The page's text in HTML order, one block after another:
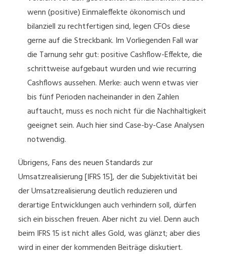
wenn (positive) Einmaleffekte ökonomisch und
bilanziell zu rechtfertigen sind, legen CFOs diese
gerne auf die Streckbank. Im Vorliegenden Fall war
die Tarnung sehr gut: positive Cashflow-Effekte, die
schrittweise aufgebaut wurden und wie recurring
Cashflows aussehen. Merke: auch wenn etwas vier
bis fünf Perioden nacheinander in den Zahlen
auftaucht, muss es noch nicht für die Nachhaltigkeit
geeignet sein. Auch hier sind Case-by-Case Analysen
notwendig.
Übrigens, Fans des neuen Standards zur
Umsatzrealisierung [IFRS 15], der die Subjektivität bei
der Umsatzrealisierung deutlich reduzieren und
derartige Entwicklungen auch verhindern soll, dürfen
sich ein bisschen freuen. Aber nicht zu viel. Denn auch
beim IFRS 15 ist nicht alles Gold, was glänzt; aber dies
wird in einer der kommenden Beiträge diskutiert.